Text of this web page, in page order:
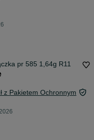
pr 585 1,64g R11
z Pakietem Ochronnym